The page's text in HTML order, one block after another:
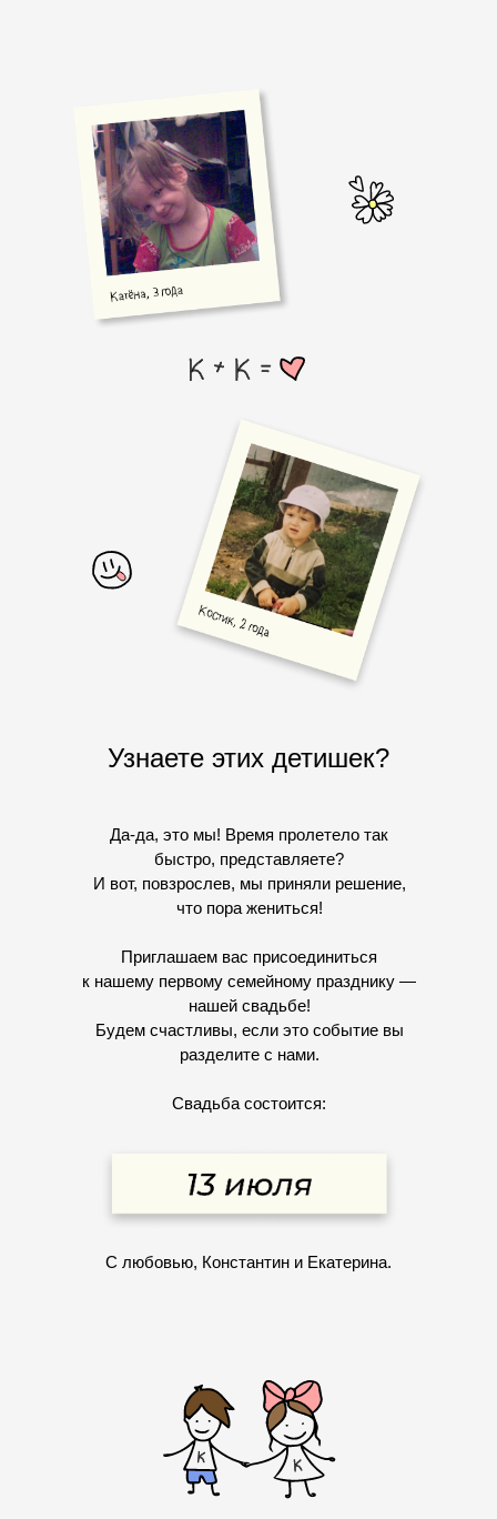
Узнаете этих детишек?
Да-да, это мы! Время пролетело так
быстро, представляете?
И вот, повзрослев, мы приняли решение,
что пора жениться!
Приглашаем вас присоединиться
к нашему первому семейному празднику —
нашей свадьбе!
Будем счастливы, если это событие вы
разделите с нами.
Свадьба состоится:
С любовью, Константин и Екатерина.